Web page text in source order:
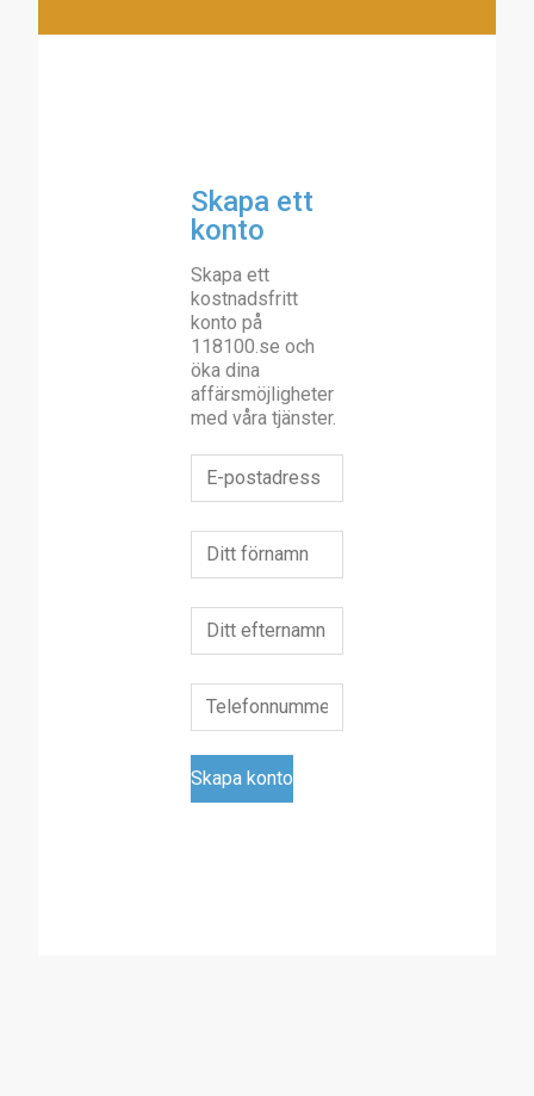
Skapa ett
konto
Skapa ett
kostnadsfritt
konto på
118100.se och
öka dina
affärsmöjligheter
med våra tjänster.